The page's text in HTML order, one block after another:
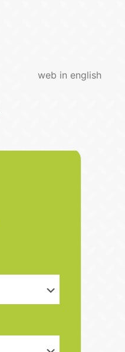
web in english